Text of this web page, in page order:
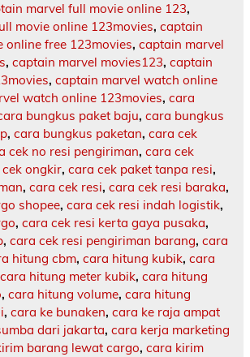
marvel full movie online 123,
movie online 123movies, captain
online free 123movies, captain marvel
, captain marvel movies123, captain
, captain marvel watch online
watch online 123movies, cara
bungkus paket baju, cara bungkus
, cara bungkus paketan, cara cek
cek no resi pengiriman, cara cek
ongkir, cara cek paket tanpa resi,
, cara cek resi, cara cek resi baraka,
shopee, cara cek resi indah logistik,
, cara cek resi kerta gaya pusaka,
, cara cek resi pengiriman barang, cara
hitung cbm, cara hitung kubik, cara
cara hitung meter kubik, cara hitung
, cara hitung volume, cara hitung
, cara ke bunaken, cara ke raja ampat
dari jakarta, cara kerja marketing
barang lewat cargo, cara kirim